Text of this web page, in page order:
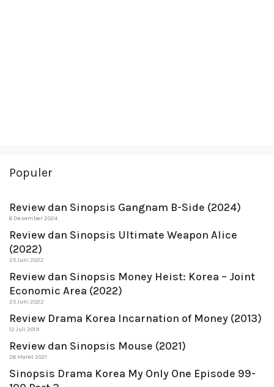
Populer
Review dan Sinopsis Gangnam B-Side (2024)
6 Desember 2024
Review dan Sinopsis Ultimate Weapon Alice
(2022)
25 Juni 2022
Review dan Sinopsis Money Heist: Korea – Joint
Economic Area (2022)
25 Juni 2022
Review Drama Korea Incarnation of Money (2013)
12 Juli 2019
Review dan Sinopsis Mouse (2021)
26 Maret 2021
Sinopsis Drama Korea My Only One Episode 99-